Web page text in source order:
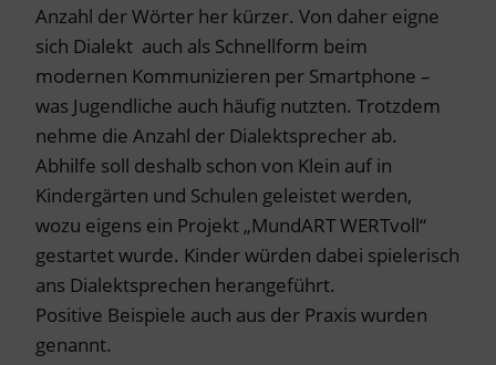
Anzahl der Wörter her kürzer. Von daher eigne
sich Dialekt auch als Schnellform beim
modernen Kommunizieren per Smartphone –
was Jugendliche auch häufig nutzten. Trotzdem
nehme die Anzahl der Dialektsprecher ab.
Abhilfe soll deshalb schon von Klein auf in
Kindergärten und Schulen geleistet werden,
wozu eigens ein Projekt „MundART WERTvoll“
gestartet wurde. Kinder würden dabei spielerisch
ans Dialektsprechen herangeführt.
Positive Beispiele auch aus der Praxis wurden
genannt.